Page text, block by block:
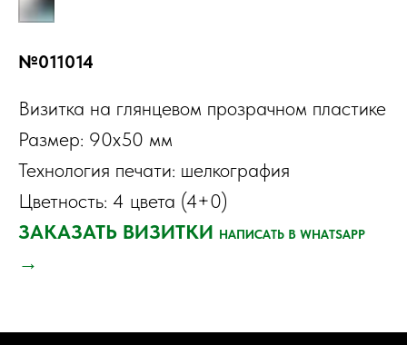
№011014
Визитка на глянцевом прозрачном пластике
Размер: 90х50 мм
Технология печати: шелкография
Цветность: 4 цвета (4+0)
ЗАКАЗАТЬ ВИЗИТКИ НАПИСАТЬ В WHATSAPP
→